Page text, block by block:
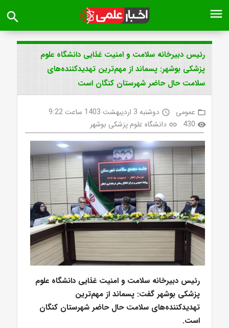
menu
search
رئیس دبیرخانه سلامت و امنیت غذایی دانشگاه علوم
پزشکی بوشهر: پسماند از مهم‌ترین تهدیدکننده‌های
سلامت حال حاضر شهرستان کنگان است
folder_open عمومی access_time دوشنبه 3 اردیبهشت 1403 ساعت 9:22
visibility
430
link دانشگاه علوم پزشکی بوشهر
رئیس دبیرخانه سلامت و امنیت غذایی دانشگاه علوم
پزشکی بوشهر گفت: پسماند از مهم‌ترین
تهدیدکننده‌های سلامت حال حاضر شهرستان کنگان
است.